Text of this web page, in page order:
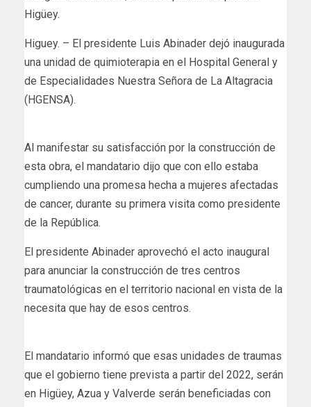
Higüey.
Higuey. – El presidente Luis Abinader dejó inaugurada
una unidad de quimioterapia en el Hospital General y
de Especialidades Nuestra Señora de La Altagracia
(HGENSA).
Al manifestar su satisfacción por la construcción de
esta obra, el mandatario dijo que con ello estaba
cumpliendo una promesa hecha a mujeres afectadas
de cancer, durante su primera visita como presidente
de la República.
El presidente Abinader aprovechó el acto inaugural
para anunciar la construcción de tres centros
traumatológicas en el territorio nacional en vista de la
necesita que hay de esos centros.
El mandatario informó que esas unidades de traumas
que el gobierno tiene prevista a partir del 2022, serán
en Higüey, Azua y Valverde serán beneficiadas con